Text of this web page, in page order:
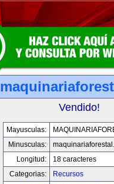
Vendido!
Mayusculas:
Minusculas:
Longitud:
18 caracteres
Categorias:
Recursos